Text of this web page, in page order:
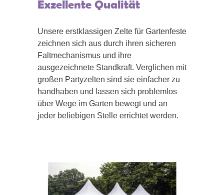
Exzellente Qualität
Unsere erstklassigen Zelte für Gartenfeste
zeichnen sich aus durch ihren sicheren
Faltmechanismus und ihre
ausgezeichnete Standkraft. Verglichen mit
großen Partyzelten sind sie einfacher zu
handhaben und lassen sich problemlos
über Wege im Garten bewegt und an
jeder beliebigen Stelle errichtet werden.